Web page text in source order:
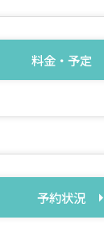
料金・予定
予約状況